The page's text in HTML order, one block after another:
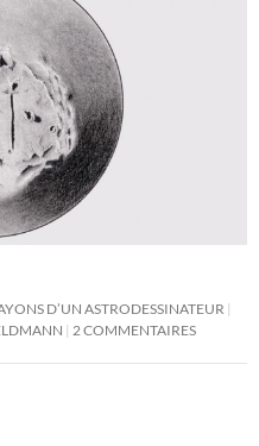
D’UN ASTRODESSINATEUR
2 COMMENTAIRES